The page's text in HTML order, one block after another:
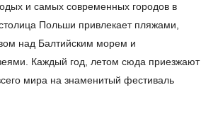
и самых современных городов в
Польши привлекает пляжами,
над Балтийским морем и
Каждый год, летом сюда приезжают
мира на знаменитый фестиваль